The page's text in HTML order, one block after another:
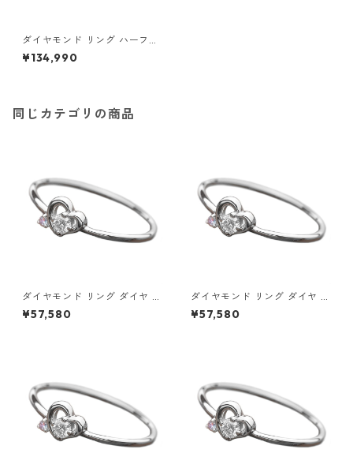
ダイヤモンド リング ハーフエ
タニティ 0.5ct 13号 K18 イエ
ローゴールド ハーフエタニテ
¥134,990
同じカテゴリの商品
ダイヤモンド リング ダイヤ ア
イスブルーダイヤ 合計0.06ct
8.5号 プラチナ Pt950 ハート
¥57,580
ダイヤモンド リング ダイヤ ア
イスブルーダイヤ 合計0.06ct
9号 プラチナ Pt950 ハートモ
¥57,580